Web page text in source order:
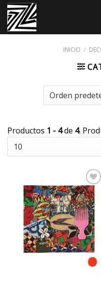
Saltar
contenido
INICIO /
Productos 1 - 4de 4.